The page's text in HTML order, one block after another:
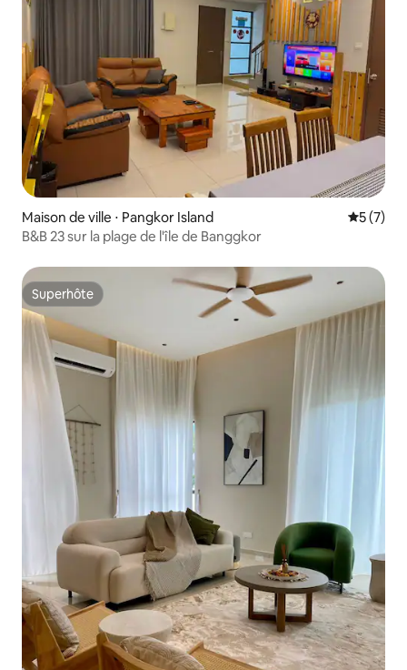
Maison de ville ⋅ Pangkor Island
5 (7)
B&B 23 sur la plage de l'île de Banggkor
Superhôte
Superhôte